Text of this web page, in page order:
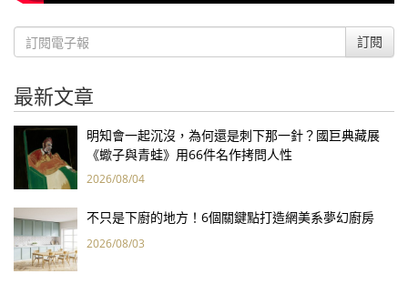
訂閱
最新文章
明知會一起沉沒，為何還是刺下那一針？國巨典藏展
《蠍子與青蛙》用66件名作拷問人性
2026/08/04
不只是下廚的地方！6個關鍵點打造網美系夢幻廚房
2026/08/03